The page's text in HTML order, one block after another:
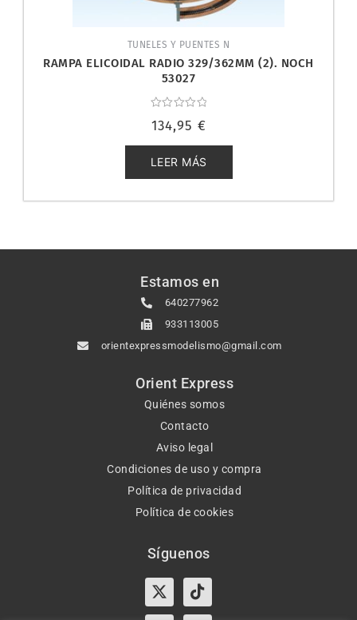
TUNELES Y PUENTES N
RAMPA ELICOIDAL RADIO 329/362MM (2). NOCH
53027
con
de
5
134,95 €
LEER MÁS
Estamos en
640277962
933113005
orientexpressmodelismo@gmail.com
Orient Express
Quiénes somos
Contacto
Aviso legal
Condiciones de uso y compra
Política de privacidad
Política de cookies
Síguenos
X-
twitter
Tiktok
InstagramFacebook